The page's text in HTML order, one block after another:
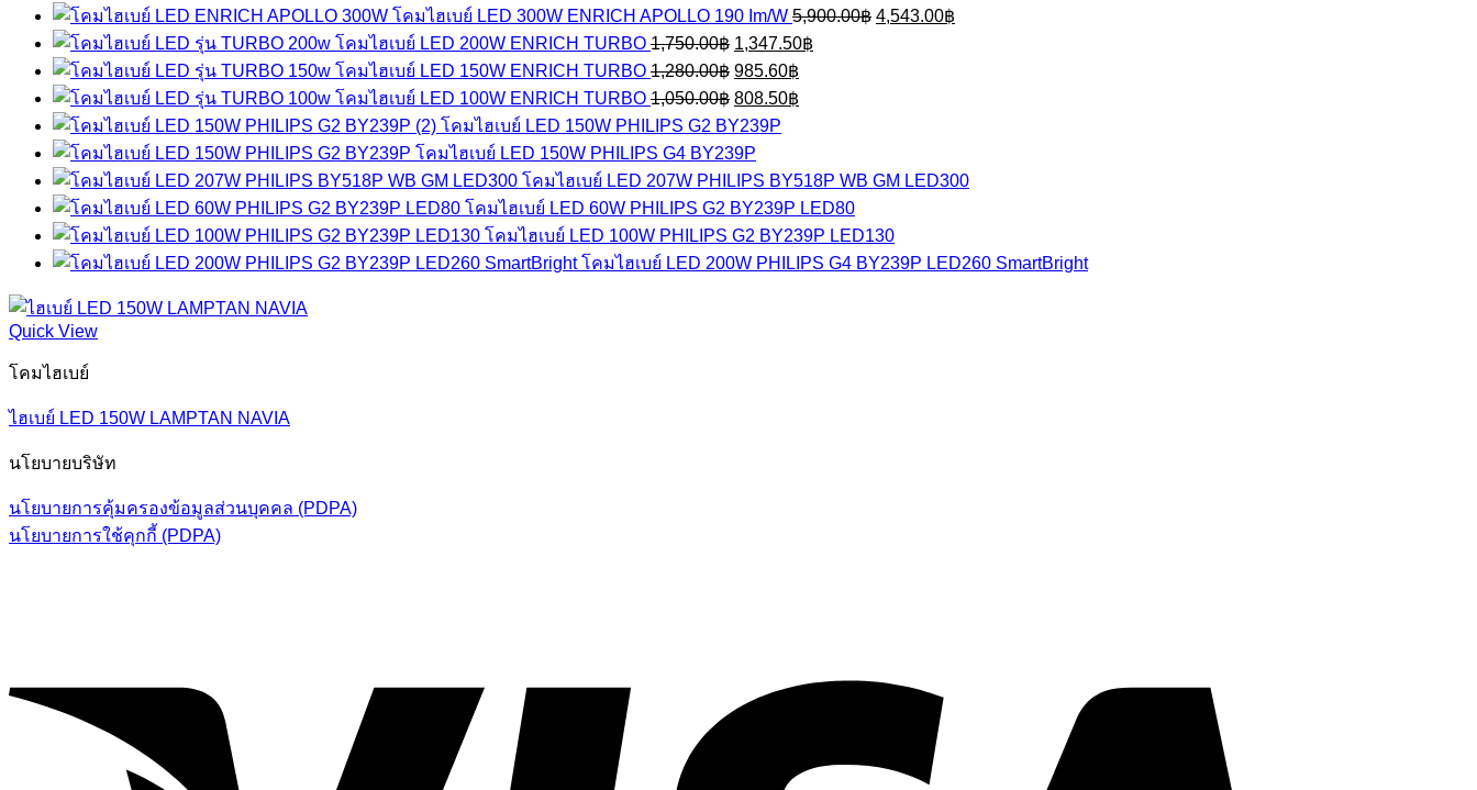
โคมไฮเบย์ LED 300W ENRICH APOLLO 190 Im/W 5,900.00฿ Original
price
4,543.00฿
price
โคมไฮเบย์ LED 200W ENRICH TURBO 1,750.00฿ Original
price
was:
1,750.00฿.
1,347.50฿
price
โคมไฮเบย์ LED 150W ENRICH TURBO 1,280.00฿ Original
price
was:
1,280.00฿.
985.60฿
price
is:
โคมไฮเบย์ LED 100W ENRICH TURBO 1,050.00฿ Original
price
was:
1,050.00฿.
808.50฿
price
โคมไฮเบย์ LED 150W PHILIPS G2 BY239P
โคมไฮเบย์ LED 150W PHILIPS G4 BY239P
โคมไฮเบย์ LED 207W PHILIPS BY518P WB GM LED300
โคมไฮเบย์ LED 60W PHILIPS G2 BY239P LED80
โคมไฮเบย์ LED 100W PHILIPS G2 BY239P LED130
โคมไฮเบย์ LED 200W PHILIPS G4 BY239P LED260 SmartBright
Quick View
โคมไฮเบย์
ไฮเบย์ LED 150W LAMPTAN NAVIA
นโยบายบริษัท
นโยบายการคุ้มครองข้อมูลส่วนบุคคล (PDPA)
นโยบายการใช้คุกกี้ (PDPA)